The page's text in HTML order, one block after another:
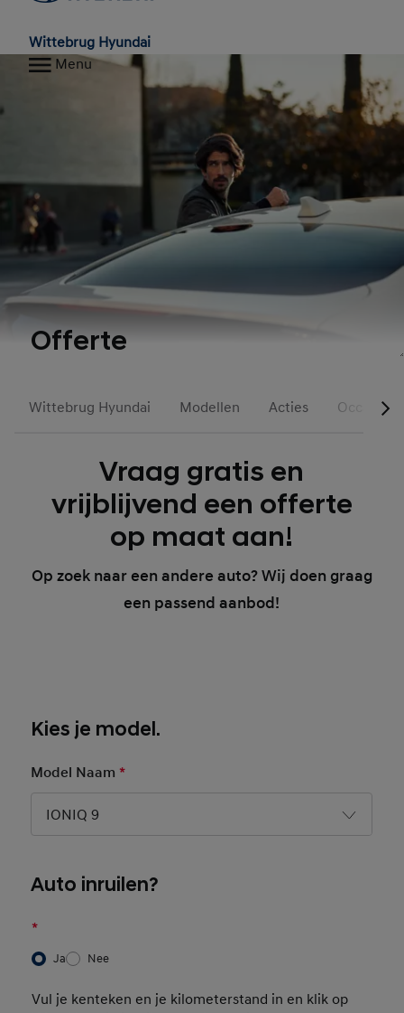
Wittebrug Hyundai
Menu
Offerte
Wittebrug Hyundai Modellen Acties Occasions
Vraag gratis en
vrijblijvend een offerte
op maat aan!
Op zoek naar een andere auto? Wij doen graag
een passend aanbod!
Kies je model.
Model Naam*
IONIQ 9
Auto inruilen?
*
Ja Nee
Vul je kenteken en je kilometerstand in en klik op